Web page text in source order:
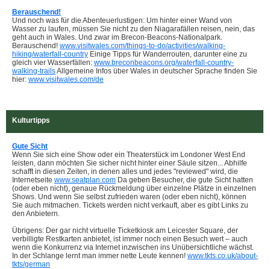
Berauschend!
Und noch was für die Abenteuerlustigen: Um hinter einer Wand von
Wasser zu laufen, müssen Sie nicht zu den Niagarafällen reisen, nein, das
geht auch in Wales. Und zwar im Brecon-Beacons-Nationalpark.
Berauschend! www.visitwales.com/things-to-do/activities/walking-
hiking/waterfall-country Einige Tipps für Wanderrouten, darunter eine zu
gleich vier Wasserfällen: www.breconbeacons.org/waterfall-country-
walking-trailsAllgemeine Infos über Wales in deutscher Sprache finden Sie
hier: www.visitwales.com/de
Kulturtipps
Gute Sicht
Wenn Sie sich eine Show oder ein Theaterstück im Londoner West End
leisten, dann möchten Sie sicher nicht hinter einer Säule sitzen... Abhilfe
schafft in diesen Zeiten, in denen alles und jedes "reviewed" wird, die
Internetseite www.seatplan.com Da geben Besucher, die gute Sicht hatten
(oder eben nicht), genaue Rückmeldung über einzelne Plätze in einzelnen
Shows. Und wenn Sie selbst zufrieden waren (oder eben nicht), können
Sie auch mitmachen. Tickets werden nicht verkauft, aber es gibt Links zu
den Anbietern.
Übrigens: Der gar nicht virtuelle Ticketkiosk am Leicester Square, der
verbilligte Restkarten anbietet, ist immer noch einen Besuch wert – auch
wenn die Konkurrenz via Internet inzwischen ins Unübersichtliche wächst.
In der Schlange lernt man immer nette Leute kennen! www.tkts.co.uk/about-
tkts/german